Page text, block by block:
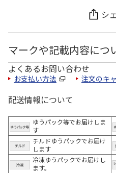
シ
マークや記載内容につ
よくあるお問い合わせ
お支払い方法 注文のキ
配送情報について
ゆうパック等でお届けしま
す
チルドゆうパックでお届け
します
冷凍ゆうパックでお届けし
ます。